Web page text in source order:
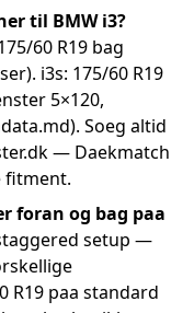
til BMW i3?
60 R19 bag
i3s: 175/60 R19
5×120,
Soeg altid
— Daekmatch
fitment.
foran og bag paa
setup —
R19 paa standard